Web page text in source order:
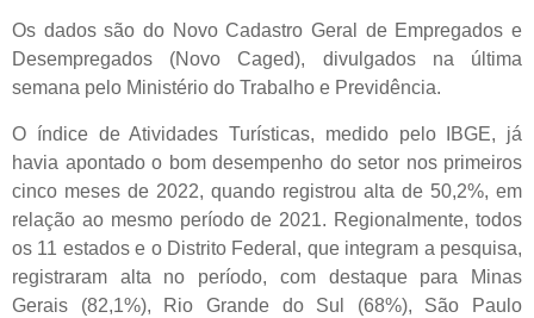
Os dados são do Novo Cadastro Geral de Empregados e
Desempregados (Novo Caged), divulgados na última
semana pelo Ministério do Trabalho e Previdência.
O índice de Atividades Turísticas, medido pelo IBGE, já
havia apontado o bom desempenho do setor nos primeiros
cinco meses de 2022, quando registrou alta de 50,2%, em
relação ao mesmo período de 2021. Regionalmente, todos
os 11 estados e o Distrito Federal, que integram a pesquisa,
registraram alta no período, com destaque para Minas
Gerais (82,1%), Rio Grande do Sul (68%), São Paulo